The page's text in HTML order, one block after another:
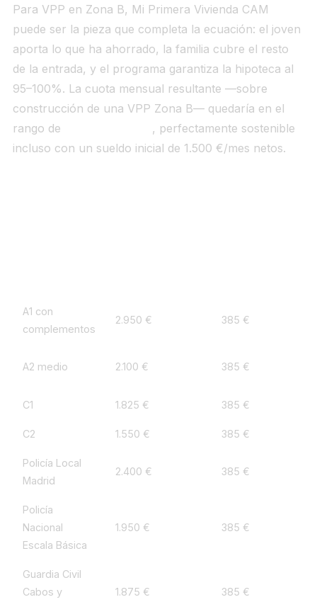
Para VPP en Zona B, Mi Primera Vivienda CAM
puede ser la pieza que completa la ecuación: el joven
aporta lo que ha ahorrado, la familia cubre el resto
de la entrada, y el programa garantiza la hipoteca al
95–100%. La cuota mensual resultante —sobre
construcción de una VPP Zona B— quedaría en el
rango de
, perfectamente sostenible
incluso con un sueldo inicial de 1.500 €/mes netos.
A1 con
complementos
2.950 € 385 €
A2 medio 2.100 € 385 €
C1 1.825 € 385 €
C2 1.550 € 385 €
Policía Local
Madrid
2.400 € 385 €
Policía
Nacional
Escala Básica
1.950 € 385 €
Guardia Civil
Cabos y
1.875 € 385 €